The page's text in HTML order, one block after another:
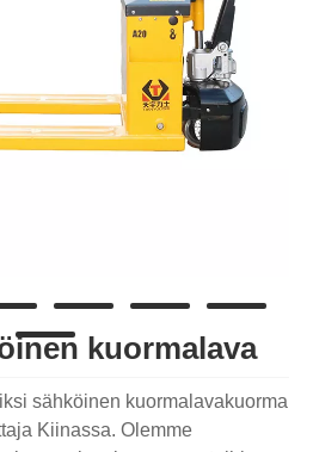
kuormalava
sähköinen kuormalavakuorma
Kiinassa. Olemme